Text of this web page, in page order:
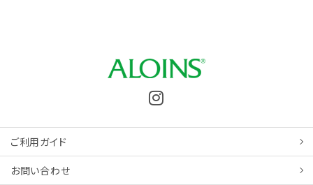
ご利用ガイド
お問い合わせ